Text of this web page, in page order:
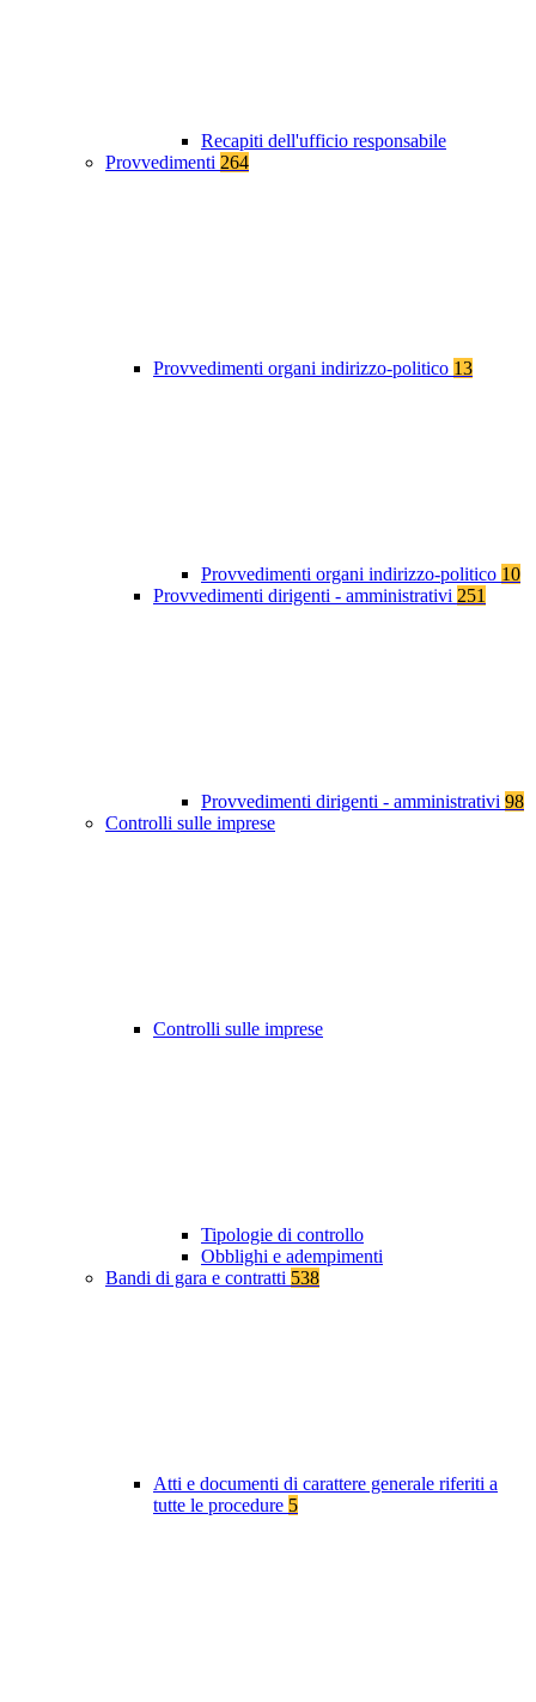
Recapiti dell'ufficio responsabile
Provvedimenti 264
Provvedimenti organi indirizzo-politico 13
Provvedimenti organi indirizzo-politico 10
Provvedimenti dirigenti - amministrativi 251
Provvedimenti dirigenti - amministrativi 98
Controlli sulle imprese
Controlli sulle imprese
Tipologie di controllo
Obblighi e adempimenti
Bandi di gara e contratti 538
Atti e documenti di carattere generale riferiti a
tutte le procedure 5